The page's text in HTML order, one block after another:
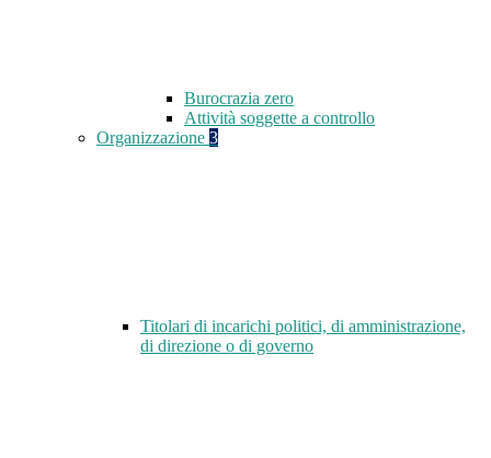
Burocrazia zero
Attività soggette a controllo
Organizzazione 3
Titolari di incarichi politici, di amministrazione,
di direzione o di governo